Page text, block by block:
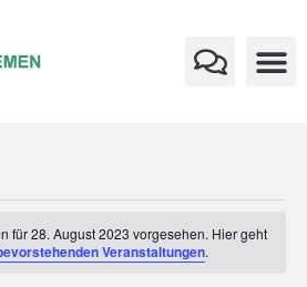
für 28. August 2023 vorgesehen. Hier geht
Veranstaltungen.